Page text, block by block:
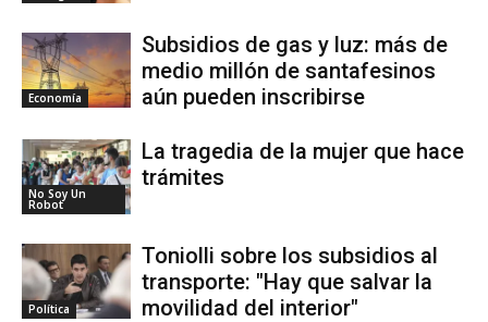
Economía
Subsidios de gas y luz: más de
medio millón de santafesinos
aún pueden inscribirse
No Soy Un
Robot
La tragedia de la mujer que hace
trámites
Política
Toniolli sobre los subsidios al
transporte: "Hay que salvar la
movilidad del interior"